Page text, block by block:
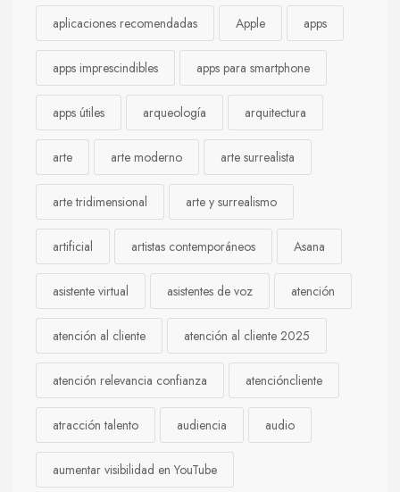
aplicaciones recomendadas Apple apps
apps imprescindibles apps para smartphone
apps útiles arqueología arquitectura
arte arte moderno arte surrealista
arte tridimensional arte y surrealismo
artificial artistas contemporáneos Asana
asistente virtual asistentes de voz atención
atención al cliente atención al cliente 2025
atención relevancia confianza atencióncliente
atracción talento audiencia audio
aumentar visibilidad en YouTube